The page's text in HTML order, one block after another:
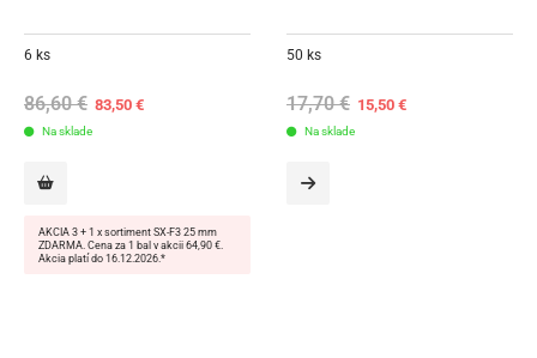
6 ks
86,60€ Original
price
83,50€Current
price
Na sklade
AKCIA 3 + 1 x sortiment SX-F3 25 mm
ZDARMA. Cena za 1 bal v akcii 64,90 €.
Akcia platí do 16.12.2026.*
50 ks
17,70€ Original
price
15,50€Current
price
Na sklade